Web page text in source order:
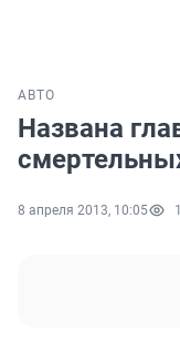
АВТО
Названа
8 апреля 2013, 10:05